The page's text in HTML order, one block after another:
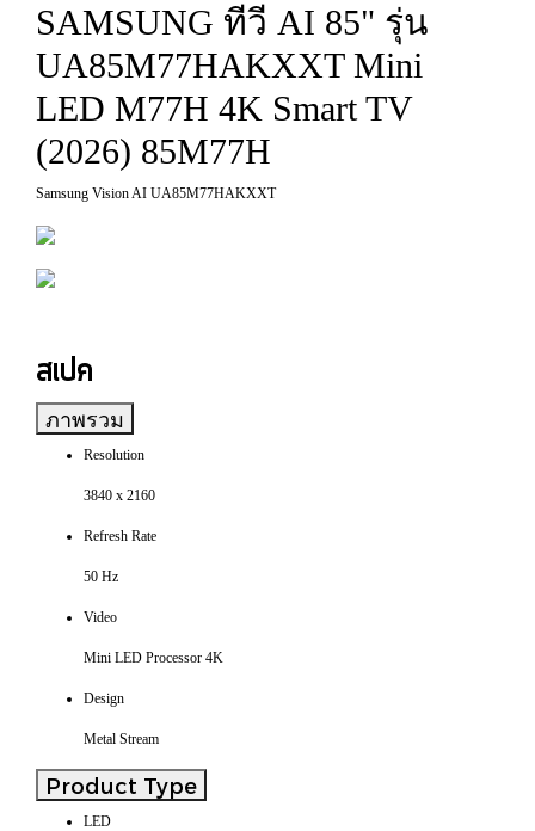
SAMSUNG ทีวี AI 85" รุ่น
UA85M77HAKXXT Mini
LED M77H 4K Smart TV
(2026) 85M77H
Samsung Vision AI UA85M77HAKXXT
สเปค
ภาพรวม
Resolution
3840 x 2160
Refresh Rate
50 Hz
Video
Mini LED Processor 4K
Design
Metal Stream
Product Type
LED